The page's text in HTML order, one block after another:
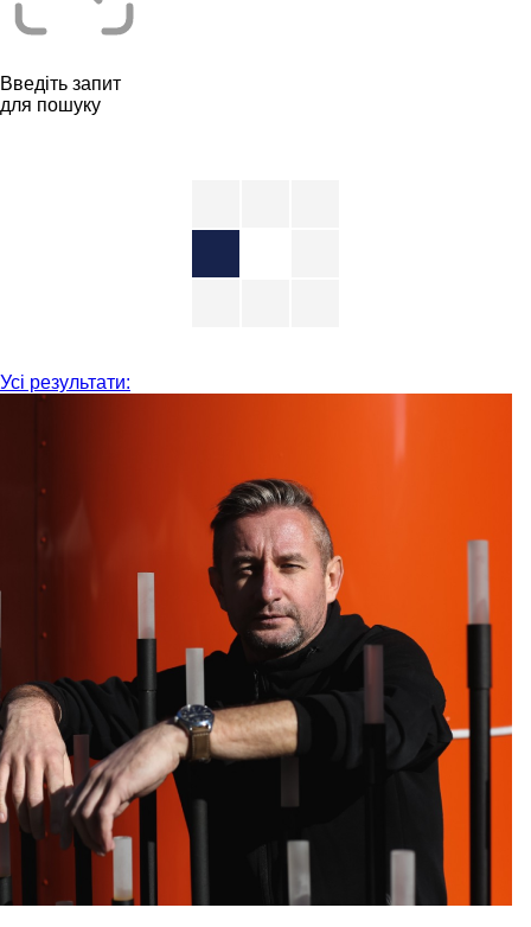
Введіть запит
для пошуку
Усі результати: